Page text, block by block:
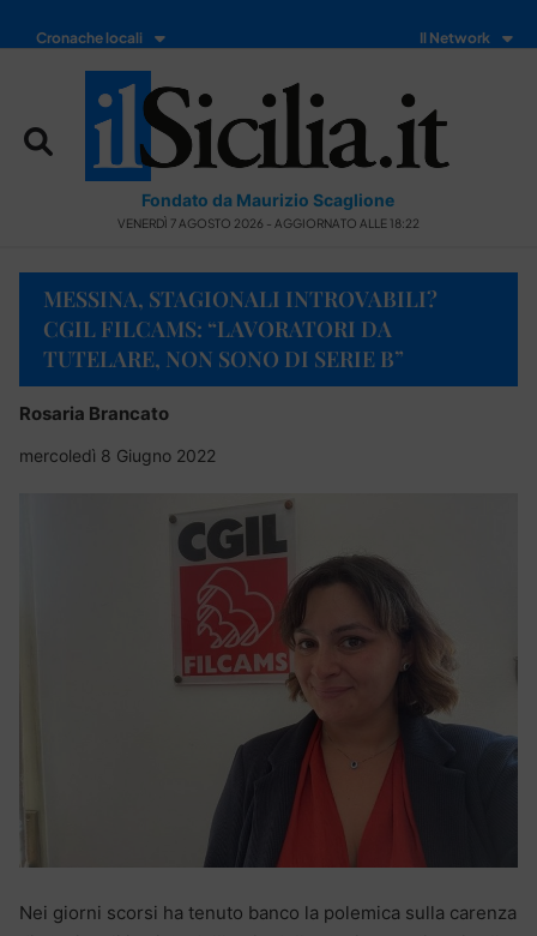
Cronache locali Il Network
Fondato da Maurizio Scaglione
VENERDÌ 7 AGOSTO 2026 - AGGIORNATO ALLE 18:22
MESSINA, STAGIONALI INTROVABILI?
CGIL FILCAMS: “LAVORATORI DA
TUTELARE, NON SONO DI SERIE B”
Rosaria Brancato
mercoledì 8 Giugno 2022
Nei giorni scorsi ha tenuto banco la polemica sulla carenza